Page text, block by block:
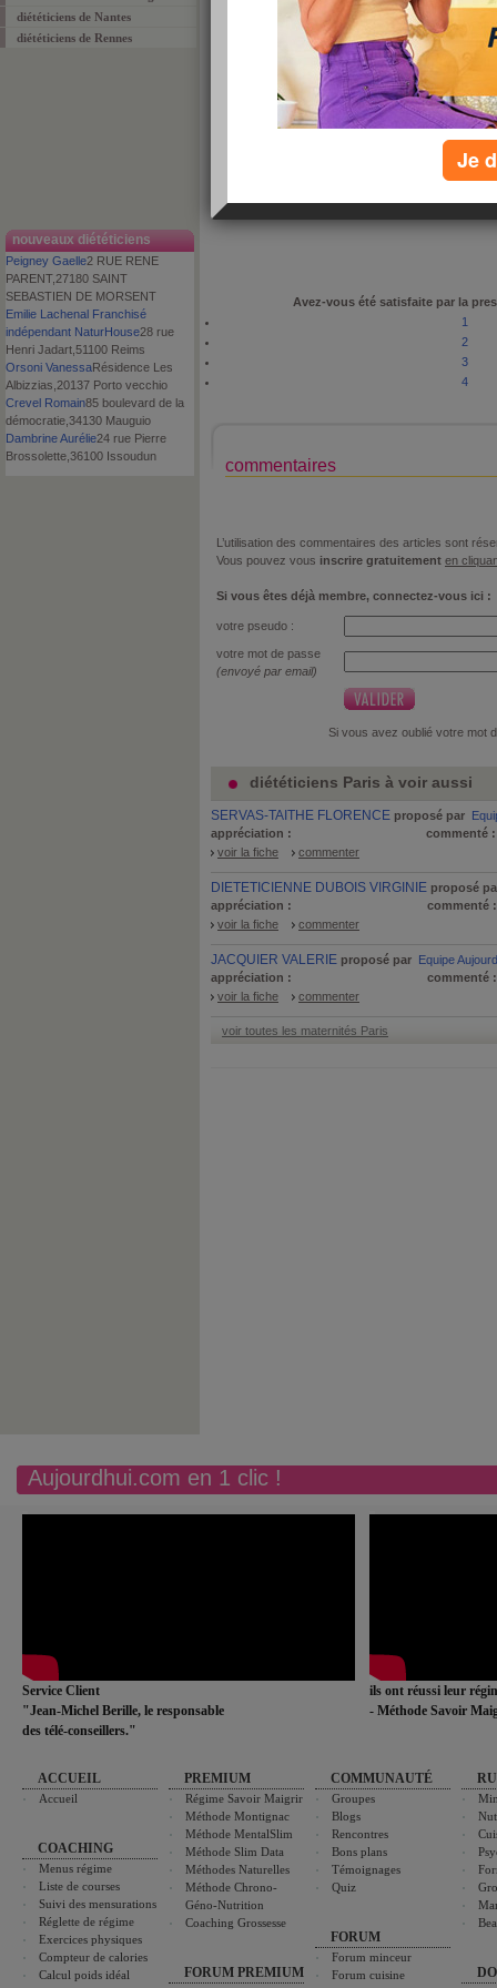
diététiciens de Nantes
diététiciens de Rennes
nouveaux diététiciens
Peigney Gaelle2 RUE RENE
PARENT,27180 SAINT
SEBASTIEN DE MORSENT
Emilie Lachenal Franchisé
indépendant NaturHouse28 rue
Henri Jadart,51100 Reims
Orsoni VanessaRésidence Les
Albizzias,20137 Porto vecchio
Crevel Romain85 boulevard de la
démocratie,34130 Mauguio
Dambrine Aurélie24 rue Pierre
Brossolette,36100 Issoudun
ProDiet
le : 20 mars 2010
0 fois
téléphone
01 44 09 07 46
Avez-vous été satisfaite par la
1
2
3
4
commentaires
L’utilisation des commentaires des articles sont
Vous pouvez vous inscrire gratuitement en
Si vous êtes déjà membre, connectez-vous ici :
votre pseudo :
votre mot de passe
(envoyé par email)
Si vous avez oublié votre mot
diététiciens Paris à voir aussi
SERVAS-TAITHE FLORENCE proposé par
appréciation :
commenté
voir la fiche
commenter
DIETETICIENNE DUBOIS VIRGINIE proposé
appréciation :
commenté
voir la fiche
commenter
JACQUIER VALERIE proposé par Equipe
appréciation :
commenté
voir la fiche
commenter
voir toutes les maternités Paris
Aujourdhui.com en 1 clic !
Service Client
"Jean-Michel Berille, le responsable
des télé-conseillers."
ils ont réussi leur
- Méthode Savoir
ACCUEIL
Accueil
COACHING
Menus régime
Liste de courses
Suivi des mensurations
Réglette de régime
Exercices physiques
Compteur de calories
Calcul poids idéal
PREMIUM
Régime Savoir Maigrir
Méthode Montignac
Méthode MentalSlim
Méthode Slim Data
Méthodes Naturelles
Méthode Chrono-
Géno-Nutrition
Coaching Grossesse
FORUM PREMIUM
COMMUNAUTÉ
Groupes
Blogs
Rencontres
Bons plans
Témoignages
Quiz
FORUM
Forum minceur
Forum cuisine
Je